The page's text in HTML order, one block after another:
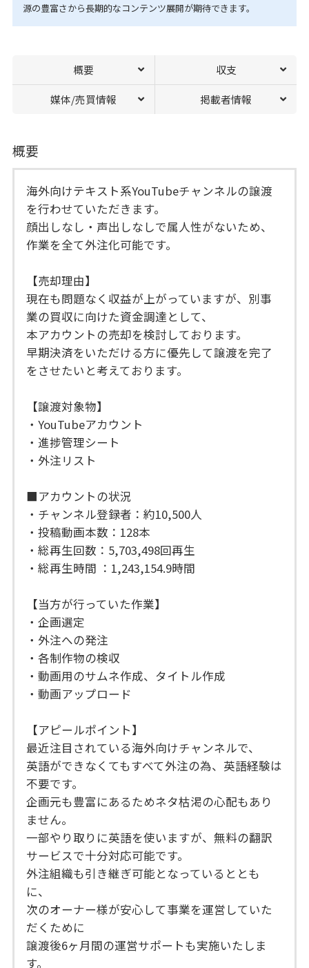
源の豊富さから長期的なコンテンツ展開が期待できます。
概要 収支
媒体/売買情報 掲載者情報
概要
海外向けテキスト系YouTubeチャンネルの譲渡
を行わせていただきます。
顔出しなし・声出しなしで属人性がないため、
作業を全て外注化可能です。
【売却理由】
現在も問題なく収益が上がっていますが、別事
業の買収に向けた資金調達として、
本アカウントの売却を検討しております。
早期決済をいただける方に優先して譲渡を完了
をさせたいと考えております。
【譲渡対象物】
・YouTubeアカウント
・進捗管理シート
・外注リスト
■アカウントの状況
・チャンネル登録者：約10,500人
・投稿動画本数：128本
・総再生回数：5,703,498回再生
・総再生時間 ：1,243,154.9時間
【当方が行っていた作業】
・企画選定
・外注への発注
・各制作物の検収
・動画用のサムネ作成、タイトル作成
・動画アップロード
【アピールポイント】
最近注目されている海外向けチャンネルで、
英語ができなくてもすべて外注の為、英語経験は
不要です。
企画元も豊富にあるためネタ枯渇の心配もあり
ません。
一部やり取りに英語を使いますが、無料の翻訳
サービスで十分対応可能です。
外注組織も引き継ぎ可能となっているととも
に、
次のオーナー様が安心して事業を運営していた
だくために
譲渡後6ヶ月間の運営サポートも実施いたしま
す。